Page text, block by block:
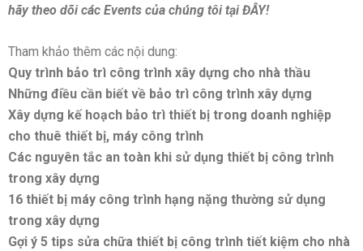
hãy theo dõi các Events của chúng tôi tại ĐÂY!
Tham khảo thêm các nội dung:
Quy trình bảo trì công trình xây dựng cho nhà thầu
Những điều cần biết về bảo trì công trình xây dựng
Xây dựng kế hoạch bảo trì thiết bị trong doanh nghiệp
cho thuê thiết bị, máy công trình
Các nguyên tắc an toàn khi sử dụng thiết bị công trình
trong xây dựng
16 thiết bị máy công trình hạng nặng thường sử dụng
trong xây dựng
Gợi ý 5 tips sửa chữa thiết bị công trình tiết kiệm cho nhà